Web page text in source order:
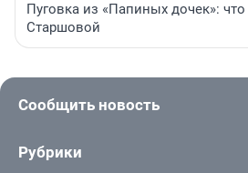
Пуговка из «Папиных дочек»:
Старшовой
Сообщить новость
Рубрики